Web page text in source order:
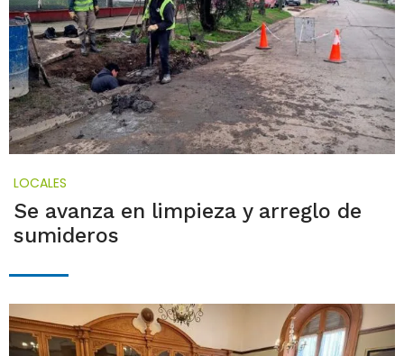
LOCALES
Se avanza en limpieza y arreglo de
sumideros